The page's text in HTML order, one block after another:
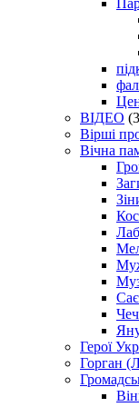
ВІДЕО
Вірші
Вічна
Герої
Горган